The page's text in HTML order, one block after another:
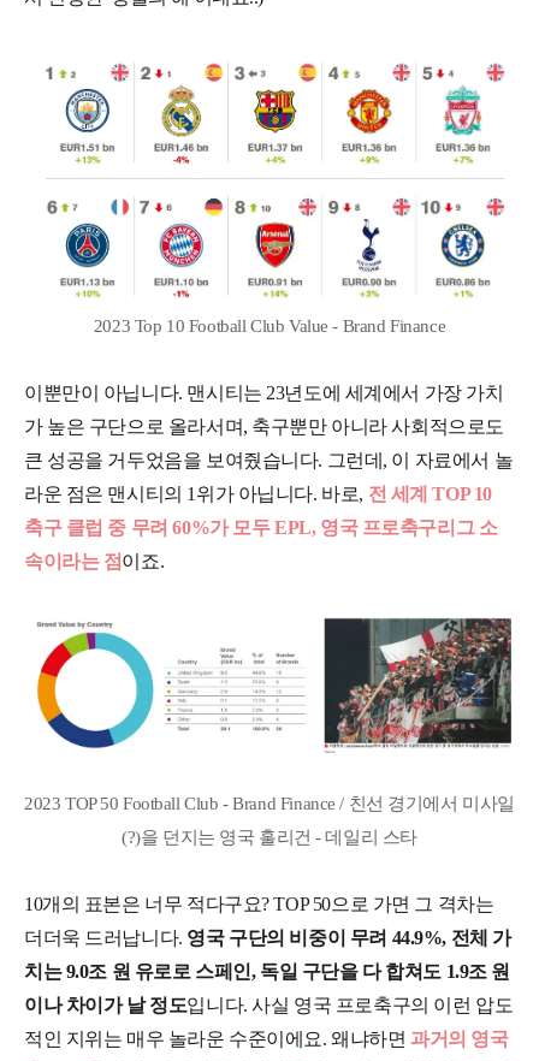
2023 Top 10 Football Club Value - Brand Finance
이뿐만이 아닙니다. 맨시티는 23년도에 세계에서 가장 가치
가 높은 구단으로 올라서며, 축구뿐만 아니라 사회적으로도
큰 성공을 거두었음을 보여줬습니다. 그런데, 이 자료에서 놀
라운 점은 맨시티의 1위가 아닙니다. 바로, 전 세계 TOP 10
축구 클럽 중 무려 60%가 모두 EPL, 영국 프로축구리그 소
속이라는 점이죠.
2023 TOP 50 Football Club - Brand Finance / 친선 경기에서 미사일
(?)을 던지는 영국 훌리건 - 데일리 스타
10개의 표본은 너무 적다구요? TOP 50으로 가면 그 격차는
더더욱 드러납니다. 영국 구단의 비중이 무려 44.9%, 전체 가
치는 9.0조 원 유로로 스페인, 독일 구단을 다 합쳐도 1.9조 원
이나 차이가 날 정도입니다. 사실 영국 프로축구의 이런 압도
적인 지위는 매우 놀라운 수준이에요. 왜냐하면 과거의 영국